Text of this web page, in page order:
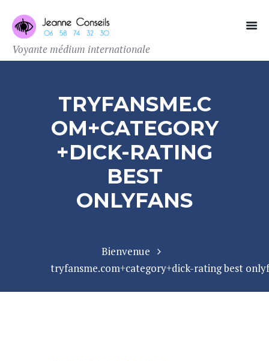
Voyante médium internationale
TRYFANSME.C
OM+CATEGORY
+DICK-RATING
BEST
ONLYFANS
Bienvenue
tryfansme.com+category+dick-rating best